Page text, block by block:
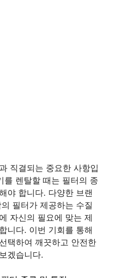
직결되는 중요한 사항입
를 렌탈할 때는 필터의 종
야 합니다. 다양한 브랜
필터가 제공하는 수질
자신의 필요에 맞는 제
니다. 이번 기회를 통해
택하여 깨끗하고 안전한
겠습니다.